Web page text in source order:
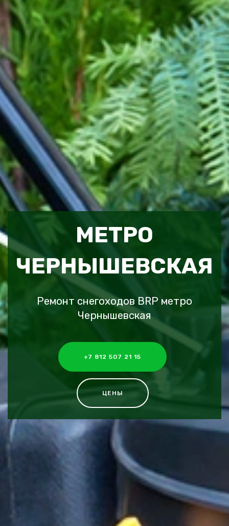
МЕТРО
ЧЕРНЫШЕВСКАЯ
Ремонт снегоходов BRP метро
Чернышевская
+7 812 507 21 15
ЦЕНЫ